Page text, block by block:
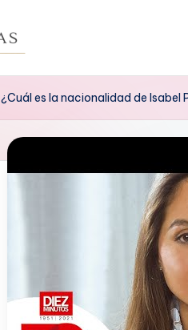
¿Cuál es la nacionalidad de Isabel